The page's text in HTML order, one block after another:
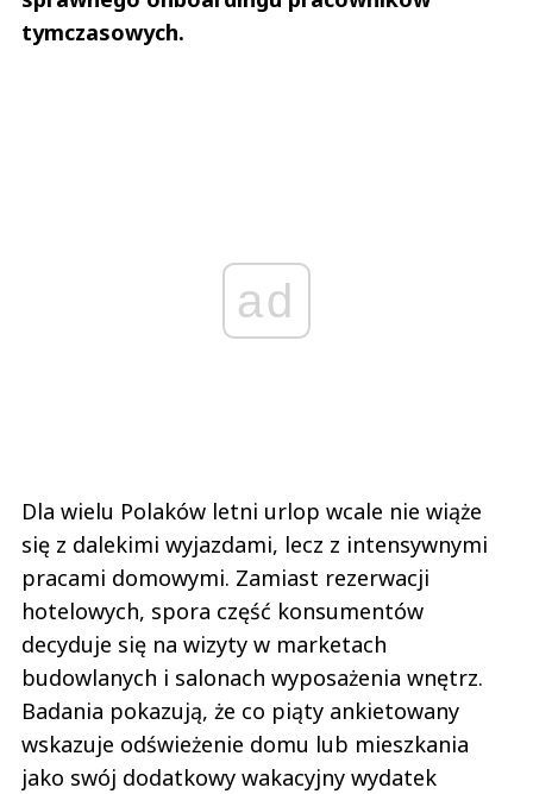
tymczasowych.
ad
Dla wielu Polaków letni urlop wcale nie wiąże
się z dalekimi wyjazdami, lecz z intensywnymi
pracami domowymi. Zamiast rezerwacji
hotelowych, spora część konsumentów
decyduje się na wizyty w marketach
budowlanych i salonach wyposażenia wnętrz.
Badania pokazują, że co piąty ankietowany
wskazuje odświeżenie domu lub mieszkania
jako swój dodatkowy wakacyjny wydatek